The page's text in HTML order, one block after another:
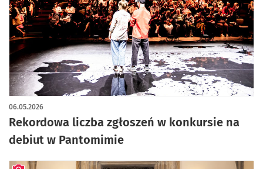
Rekordowa liczba zgłoszeń w konkursie na
debiut w Pantomimie
06.05.2026